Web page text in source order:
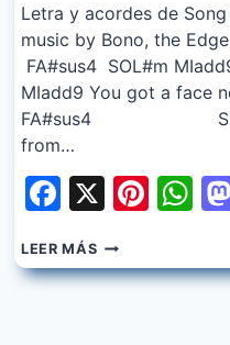
Letra y acordes de
music by Bono, the
FA#sus4 SOL#m
MIadd9 You got a face
FA#sus4 SOL#m
from…
Facebook
X
LEER MÁSU2
–
SONG